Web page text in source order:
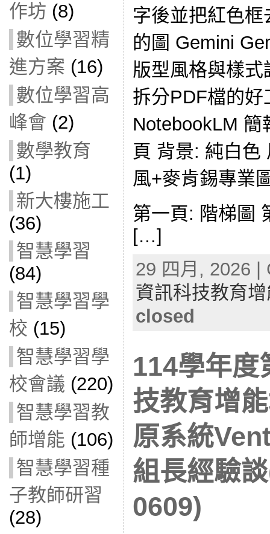
作坊 (8)
數位學習精
進方案 (16)
數位學習高
峰會 (2)
數學教育
(1)
新大樓施工
(36)
智慧學習
(84)
智慧學習學
校 (15)
智慧學習學
校會議 (220)
智慧學習教
師增能 (106)
智慧學習種
子教師研習
(28)
字後並把紅色
的圖 Gemini
版型風格與樣
拆分PDF檔的
NotebookLM
頁 背景: 純白色
風+麥肯錫專業
第一頁: 階梯圖
[…]
29 四月, 2026
資訊科技教育
closed
114學年度
技教育增
原系統
組長經驗
0609)